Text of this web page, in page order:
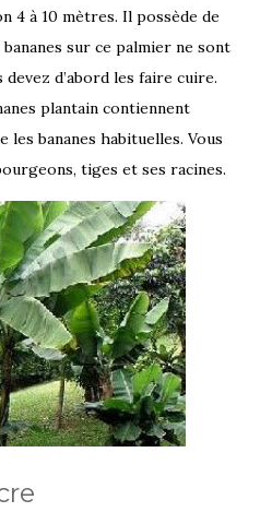
4 à 10 mètres. Il possède de
sur ce palmier ne sont
d’abord les faire cuire.
plantain contiennent
les bananes habituelles. Vous
tiges et ses racines.